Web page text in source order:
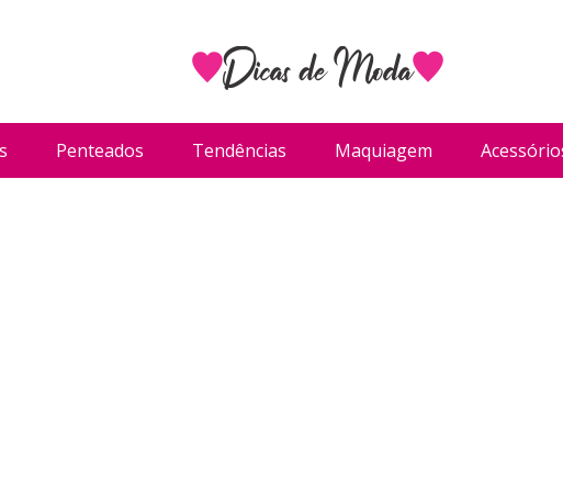
Penteados Tendências Maquiagem